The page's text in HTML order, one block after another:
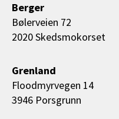
Berger
Bølerveien 72
2020 Skedsmokorset
Grenland
Floodmyrvegen 14
3946 Porsgrunn